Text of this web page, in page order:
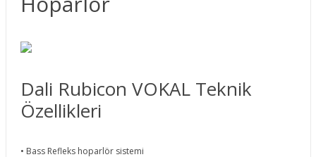
Dali Rubicon VOKAL Teknik
Özellikleri
• Bass Refleks hoparlör sistemi